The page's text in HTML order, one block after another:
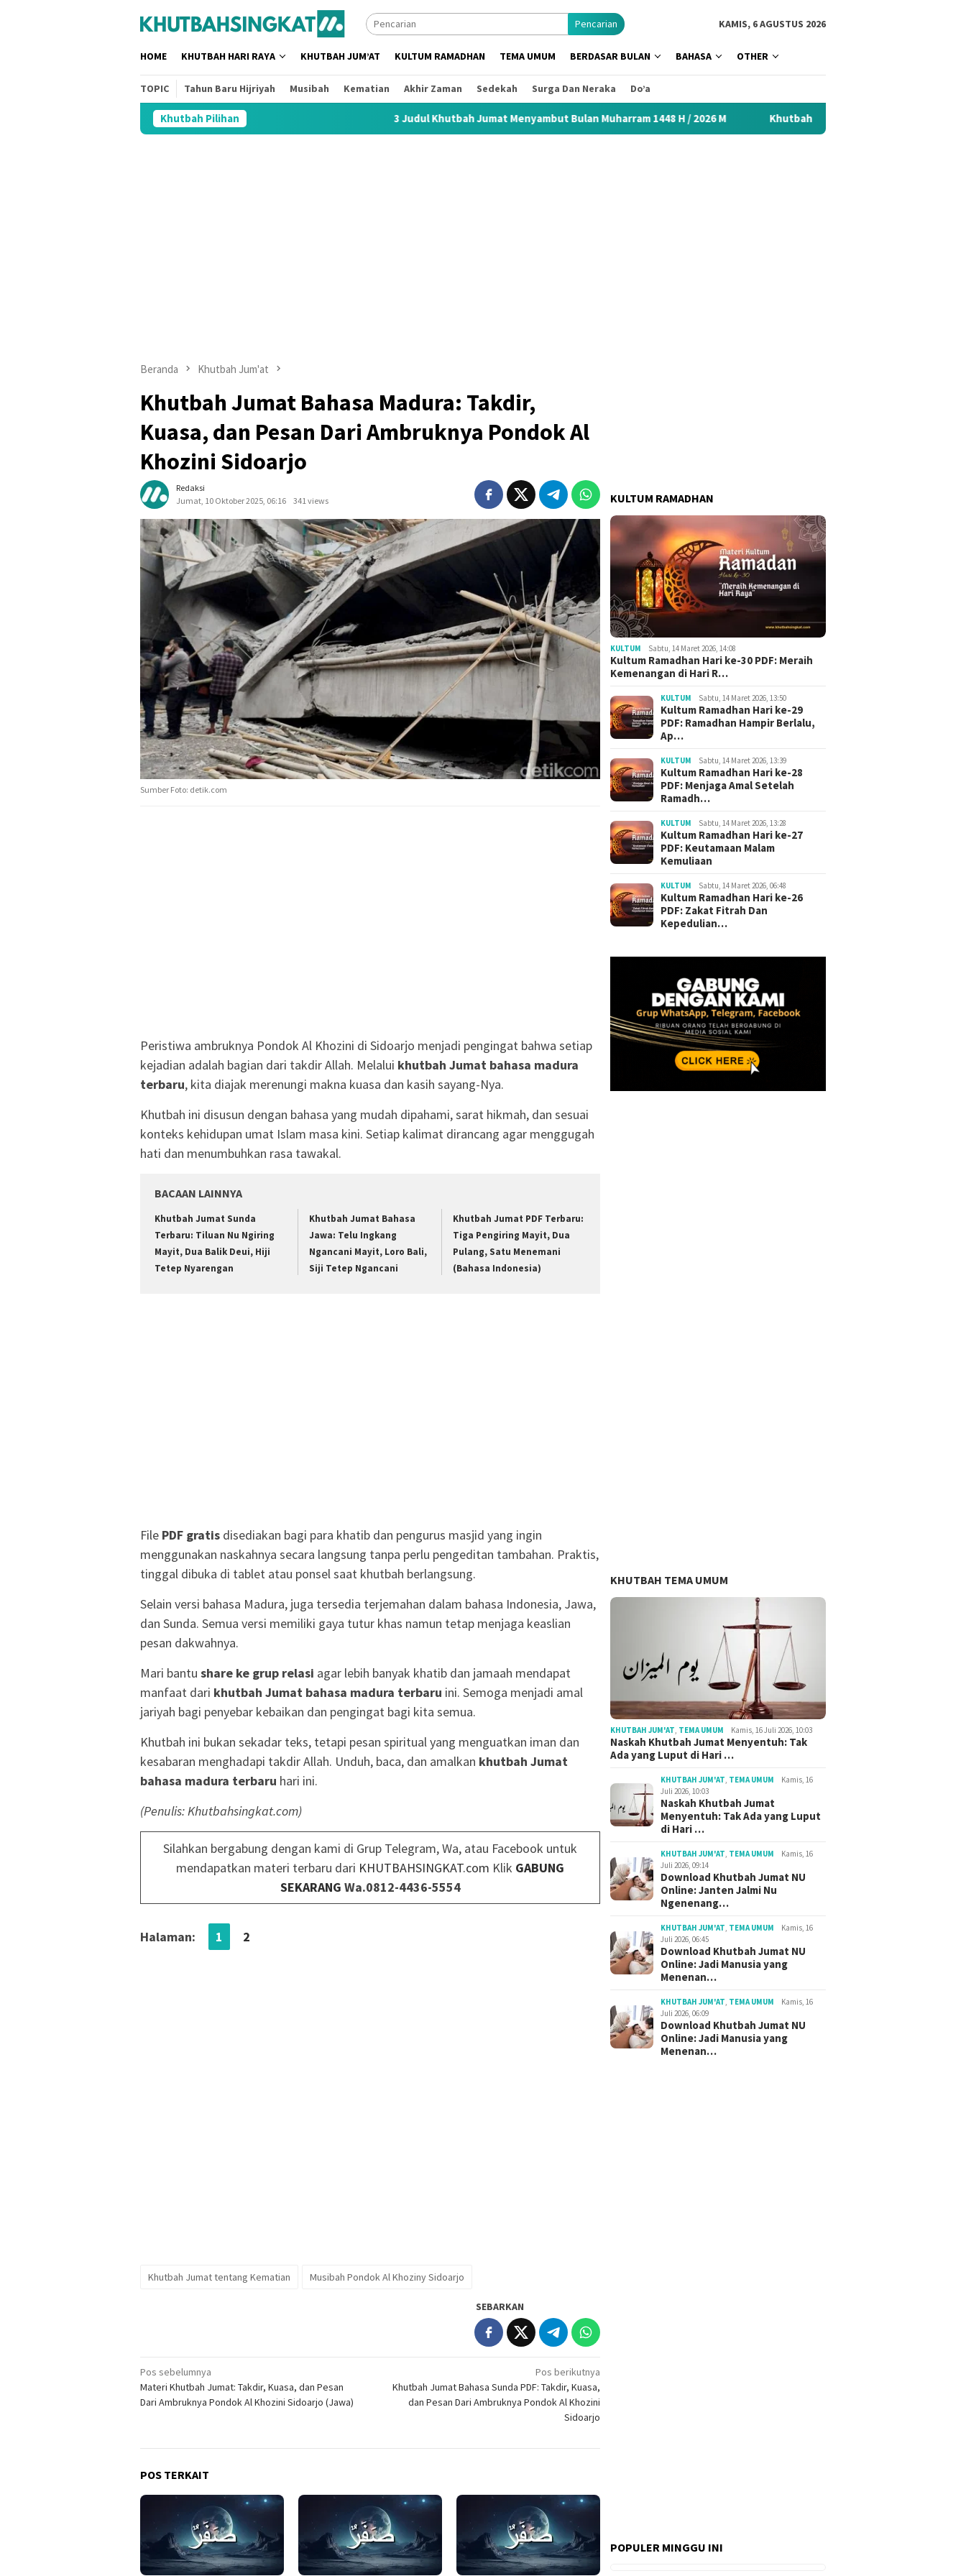
Pencarian KAMIS, 6 AGUSTUS 2026
HOME KHUTBAH HARI RAYA KHUTBAH JUM’AT KULTUM RAMADHAN TEMA UMUM BERDASAR BULAN BAHASA OTHER
TOPIC Tahun Baru Hijriyah Musibah Kematian Akhir Zaman Sedekah Surga Dan Neraka Do’a
Khutbah Pilihan 3 Judul Khutbah Jumat Menyambut Bulan Muharram 1448 H / 2026 M Khutbah Idul Fitri 2026 Menyentuh Hati: Kumpulan Materi
Beranda Khutbah Jum'at
Khutbah Jumat Bahasa Madura: Takdir,
Kuasa, dan Pesan Dari Ambruknya Pondok Al
Khozini Sidoarjo
Redaksi
Jumat, 10 Oktober 2025, 06:16
341 views
Sumber Foto: detik.com
Peristiwa ambruknya Pondok Al Khozini di Sidoarjo menjadi pengingat bahwa setiap
kejadian adalah bagian dari takdir Allah. Melalui khutbah Jumat bahasa madura
terbaru, kita diajak merenungi makna kuasa dan kasih sayang-Nya.
Khutbah ini disusun dengan bahasa yang mudah dipahami, sarat hikmah, dan sesuai
konteks kehidupan umat Islam masa kini. Setiap kalimat dirancang agar menggugah
hati dan menumbuhkan rasa tawakal.
BACAAN LAINNYA
Khutbah Jumat Sunda
Terbaru: Tiluan Nu Ngiring
Mayit, Dua Balik Deui, Hiji
Tetep Nyarengan
Khutbah Jumat Bahasa
Jawa: Telu Ingkang
Ngancani Mayit, Loro Bali,
Siji Tetep Ngancani
Khutbah Jumat PDF Terbaru:
Tiga Pengiring Mayit, Dua
Pulang, Satu Menemani
(Bahasa Indonesia)
File PDF gratis disediakan bagi para khatib dan pengurus masjid yang ingin
menggunakan naskahnya secara langsung tanpa perlu pengeditan tambahan. Praktis,
tinggal dibuka di tablet atau ponsel saat khutbah berlangsung.
Selain versi bahasa Madura, juga tersedia terjemahan dalam bahasa Indonesia, Jawa,
dan Sunda. Semua versi memiliki gaya tutur khas namun tetap menjaga keaslian
pesan dakwahnya.
Mari bantu share ke grup relasi agar lebih banyak khatib dan jamaah mendapat
manfaat dari khutbah Jumat bahasa madura terbaru ini. Semoga menjadi amal
jariyah bagi penyebar kebaikan dan pengingat bagi kita semua.
Khutbah ini bukan sekadar teks, tetapi pesan spiritual yang menguatkan iman dan
kesabaran menghadapi takdir Allah. Unduh, baca, dan amalkan khutbah Jumat
bahasa madura terbaru hari ini.
(Penulis: Khutbahsingkat.com)
Silahkan bergabung dengan kami di Grup Telegram, Wa, atau Facebook untuk
mendapatkan materi terbaru dari KHUTBAHSINGKAT.com Klik GABUNG
SEKARANG Wa.0812-4436-5554
Halaman: 1 2
Khutbah Jumat tentang Kematian Musibah Pondok Al Khoziny Sidoarjo
SEBARKAN
Navigasi
pos
Pos sebelumnya
Materi Khutbah Jumat: Takdir, Kuasa, dan Pesan
Dari Ambruknya Pondok Al Khozini Sidoarjo (Jawa)
Pos berikutnya
Khutbah Jumat Bahasa Sunda PDF: Takdir, Kuasa,
dan Pesan Dari Ambruknya Pondok Al Khozini
Sidoarjo
POS TERKAIT
KULTUM RAMADHAN
KULTUM Sabtu, 14 Maret 2026, 14:08
Kultum Ramadhan Hari ke-30 PDF: Meraih
Kemenangan di Hari R…
KULTUM Sabtu, 14 Maret 2026, 13:50
Kultum Ramadhan Hari ke-29
PDF: Ramadhan Hampir Berlalu,
Ap…
KULTUM Sabtu, 14 Maret 2026, 13:39
Kultum Ramadhan Hari ke-28
PDF: Menjaga Amal Setelah
Ramadh…
KULTUM Sabtu, 14 Maret 2026, 13:28
Kultum Ramadhan Hari ke-27
PDF: Keutamaan Malam
Kemuliaan
KULTUM Sabtu, 14 Maret 2026, 06:48
Kultum Ramadhan Hari ke-26
PDF: Zakat Fitrah Dan
Kepedulian…
KHUTBAH TEMA UMUM
KHUTBAH JUM'AT, TEMA UMUM Kamis, 16 Juli 2026, 10:03
Naskah Khutbah Jumat Menyentuh: Tak
Ada yang Luput di Hari …
KHUTBAH JUM'AT, TEMA UMUM
Kamis, 16
Juli 2026, 10:03
Naskah Khutbah Jumat
Menyentuh: Tak Ada yang Luput
di Hari …
KHUTBAH JUM'AT, TEMA UMUM
Kamis, 16
Juli 2026, 09:14
Download Khutbah Jumat NU
Online: Janten Jalmi Nu
Ngenenang…
KHUTBAH JUM'AT, TEMA UMUM
Kamis, 16
Juli 2026, 06:45
Download Khutbah Jumat NU
Online: Jadi Manusia yang
Menenan…
KHUTBAH JUM'AT, TEMA UMUM
Kamis, 16
Juli 2026, 06:09
Download Khutbah Jumat NU
Online: Jadi Manusia yang
Menenan…
POPULER MINGGU INI